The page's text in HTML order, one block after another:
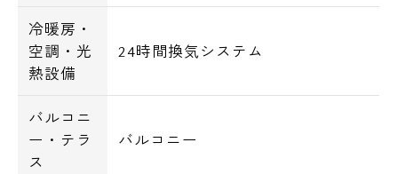
冷暖房・
空調・光
熱設備
24時間換気システム
バルコニ
ー・テラ
ス
バルコニー